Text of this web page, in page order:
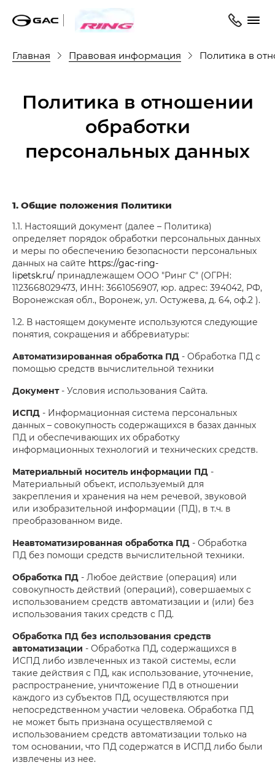
Главная Правовая информация Политика в
Политика в отношении
обработки
персональных данных
1. Общие положения Политики
1.1. Настоящий документ (далее – Политика)
определяет порядок обработки персональных данных
и меры по обеспечению безопасности персональных
данных на сайте https://gac-ring-
lipetsk.ru/ принадлежащем ООО "Ринг С" (ОГРН:
1123668029473, ИНН: 3661056907, юр. адрес: 394042, РФ,
Воронежская обл., Воронеж, ул. Остужева, д. 64, оф.2 ).
1.2. В настоящем документе используются следующие
понятия, сокращения и аббревиатуры:
Автоматизированная обработка ПД - Обработка ПД с
помощью средств вычислительной техники
Документ- Условия использования Сайта.
ИСПД - Информационная система персональных
данных – совокупность содержащихся в базах данных
ПД и обеспечивающих их обработку
информационных технологий и технических средств.
Материальный носитель информации ПД -
Материальный объект, используемый для
закрепления и хранения на нем речевой, звуковой
или изобразительной информации (ПД), в т.ч. в
преобразованном виде.
Неавтоматизированная обработка ПД - Обработка
ПД без помощи средств вычислительной техники.
Обработка ПД - Любое действие (операция) или
совокупность действий (операций), совершаемых с
использованием средств автоматизации и (или) без
использования таких средств с ПД.
Обработка ПД без использования средств
автоматизации - Обработка ПД, содержащихся в
ИСПД либо извлеченных из такой системы, если
такие действия с ПД, как использование, уточнение,
распространение, уничтожение ПД в отношении
каждого из субъектов ПД, осуществляются при
непосредственном участии человека. Обработка ПД
не может быть признана осуществляемой с
использованием средств автоматизации только на
том основании, что ПД содержатся в ИСПД либо были
извлечены из нее.